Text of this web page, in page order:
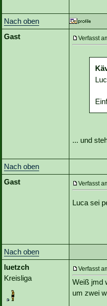
Nach oben
Gast
Verfasst
... und
Nach oben
Gast
Verfasst
Luca sei
Nach oben
luetzch
Kreisliga
Verfasst
Weiß jmd
um zwei